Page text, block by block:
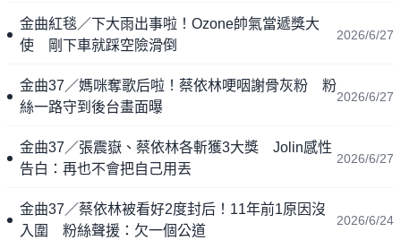
金曲紅毯／下大雨出事啦！Ozone帥氣當遞獎大
使 剛下車就踩空險滑倒
2026/6/27
金曲37／媽咪奪歌后啦！蔡依林哽咽謝骨灰粉 粉
絲一路守到後台畫面曝
2026/6/27
金曲37／張震嶽、蔡依林各斬獲3大獎 Jolin感性
告白：再也不會把自己用丟
2026/6/27
金曲37／蔡依林被看好2度封后！11年前1原因沒
入圍 粉絲聲援：欠一個公道
2026/6/24